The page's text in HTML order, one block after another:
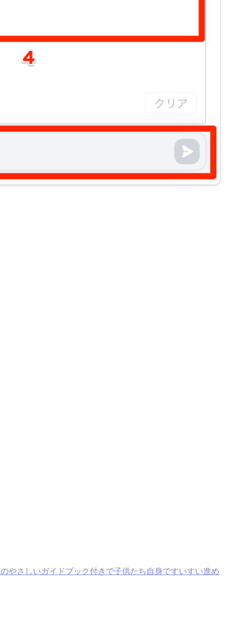
やさしいガイドブック付きで子供たち自身ですいすい進め